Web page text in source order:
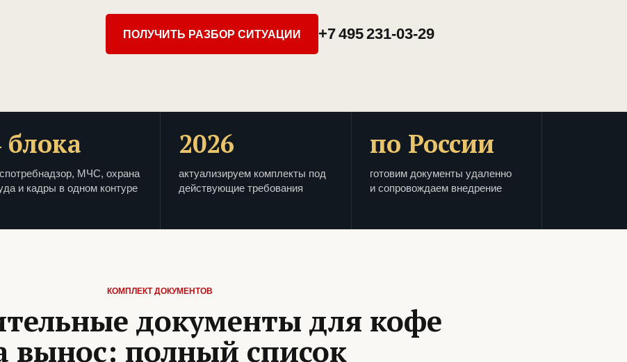
ПОЛУЧИТЬ РАЗБОР СИТУАЦИИ +7 495 231-03-29
блока
МЧС, охрана
и кадры в одном контуре
2026
актуализируем комплекты под
действующие требования
по России
готовим документы удаленно
и сопровождаем внедрение
КОМПЛЕКТ ДОКУМЕНТОВ
документы для кофе
вынос: полный список